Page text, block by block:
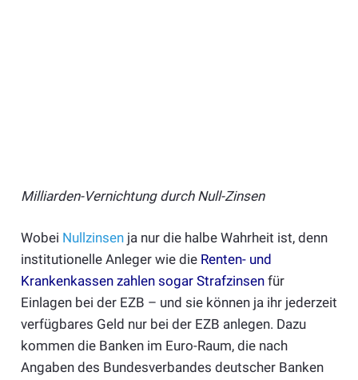
Milliarden-Vernichtung durch Null-Zinsen
Wobei Nullzinsenja nur die halbe Wahrheit ist, denn
institutionelle Anleger wie die Renten- und
Krankenkassen zahlen sogar Strafzinsenfür
Einlagen bei der EZB – und sie können ja ihr jederzeit
verfügbares Geld nur bei der EZB anlegen. Dazu
kommen die Banken im Euro-Raum, die nach
Angaben des Bundesverbandes deutscher Banken